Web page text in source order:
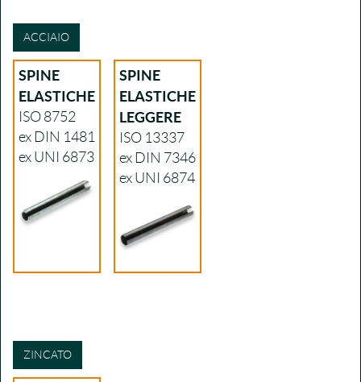
ACCIAIO
SPINE
ELASTICHE
ISO 8752
ex DIN 1481
ex UNI 6873
SPINE
ELASTICHE
LEGGERE
ISO 13337
ex DIN 7346
ex UNI 6874
ZINCATO